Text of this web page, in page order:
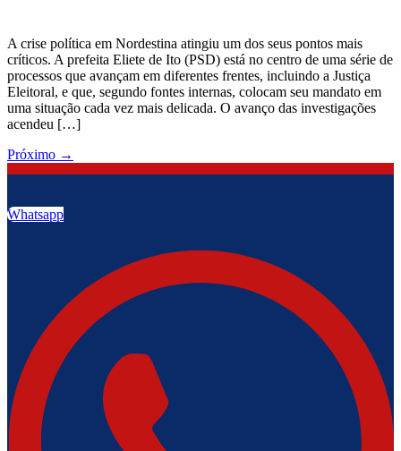
A crise política em Nordestina atingiu um dos seus pontos mais
críticos. A prefeita Eliete de Ito (PSD) está no centro de uma série de
processos que avançam em diferentes frentes, incluindo a Justiça
Eleitoral, e que, segundo fontes internas, colocam seu mandato em
uma situação cada vez mais delicada. O avanço das investigações
acendeu […]
Próximo →
Whatsapp